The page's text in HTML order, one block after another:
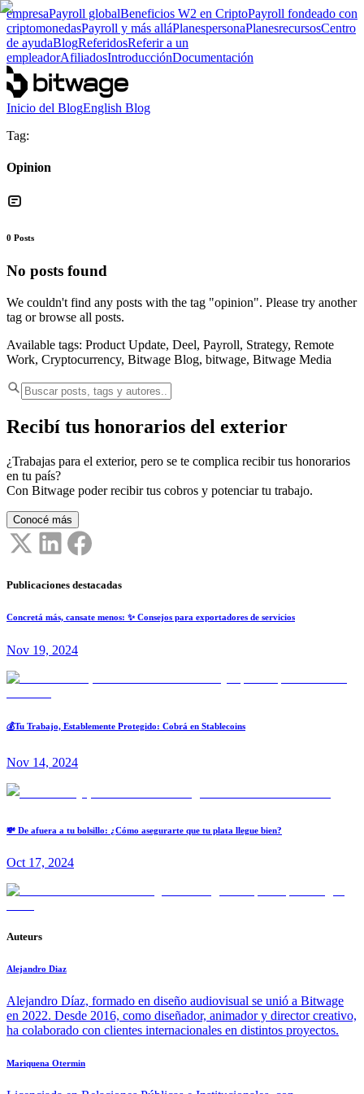
empresaPayroll globalBeneficios W2 en CriptoPayroll fondeado con
criptomonedasPayroll y más alláPlanespersonaPlanesrecursosCentro
de ayudaBlogReferidosReferir a un
empleadorAfiliadosIntroducciónDocumentación
Inicio del BlogEnglish Blog
Tag:
Opinion
0 Posts
No posts found
We couldn't find any posts with the tag "opinion". Please try another
tag or browse all posts.
Available tags: Product Update, Deel, Payroll, Strategy, Remote
Work, Cryptocurrency, Bitwage Blog, bitwage, Bitwage Media
Recibí tus honorarios del exterior
¿Trabajas para el exterior, pero se te complica recibir tus honorarios
en tu país?
Con Bitwage poder recibir tus cobros y potenciar tu trabajo.
Conocé más
Publicaciones destacadas
Concretá más, cansate menos: ✨ Consejos para exportadores de servicios
Nov 19, 2024
💰Tu Trabajo, Establemente Protegido: Cobrá en Stablecoins
Nov 14, 2024
💸 De afuera a tu bolsillo: ¿Cómo asegurarte que tu plata llegue bien?
Oct 17, 2024
Auteurs
Alejandro Diaz
Alejandro Díaz, formado en diseño audiovisual se unió a Bitwage
en 2022. Desde 2016, como diseñador, animador y director creativo,
ha colaborado con clientes internacionales en distintos proyectos.
Mariquena Otermin